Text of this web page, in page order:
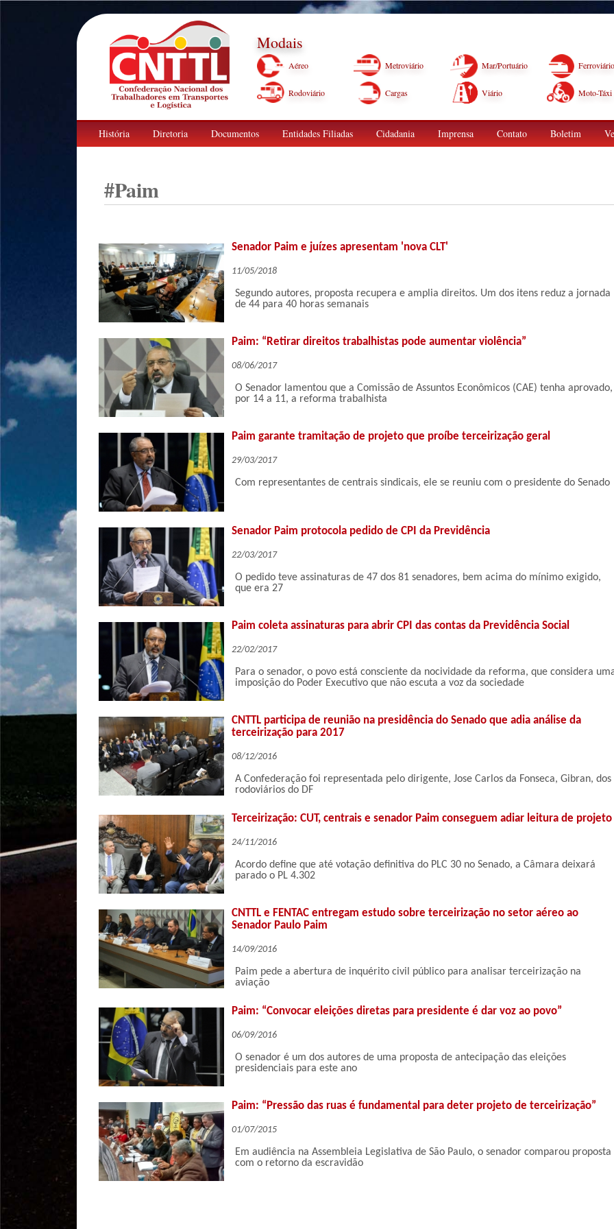
Modais
Aéreo Metroviário Mar/Portuário Ferroviário
Rodoviário Cargas Viário Moto-Táxi
História Diretoria Documentos Entidades Filiadas Cidadania Imprensa Contato Boletim
#Paim
Senador Paim e juízes apresentam 'nova CLT'
11/05/2018
Segundo autores, proposta recupera e amplia direitos. Um dos itens reduz a jornada
de 44 para 40 horas semanais
Paim: “Retirar direitos trabalhistas pode aumentar violência”
08/06/2017
O Senador lamentou que a Comissão de Assuntos Econômicos (CAE) tenha aprovado,
por 14 a 11, a reforma trabalhista
Paim garante tramitação de projeto que proíbe terceirização geral
29/03/2017
Com representantes de centrais sindicais, ele se reuniu com o presidente do Senado
Senador Paim protocola pedido de CPI da Previdência
22/03/2017
O pedido teve assinaturas de 47 dos 81 senadores, bem acima do mínimo exigido,
que era 27
Paim coleta assinaturas para abrir CPI das contas da Previdência Social
22/02/2017
Para o senador, o povo está consciente da nocividade da reforma, que considera
imposição do Poder Executivo que não escuta a voz da sociedade
CNTTL participa de reunião na presidência do Senado que adia análise da
terceirização para 2017
08/12/2016
A Confederação foi representada pelo dirigente, Jose Carlos da Fonseca, Gibran, dos
rodoviários do DF
Terceirização: CUT, centrais e senador Paim conseguem adiar leitura de projeto
24/11/2016
Acordo define que até votação definitiva do PLC 30 no Senado, a Câmara deixará
parado o PL 4.302
CNTTL e FENTAC entregam estudo sobre terceirização no setor aéreo ao
Senador Paulo Paim
14/09/2016
Paim pede a abertura de inquérito civil público para analisar terceirização na
aviação
Paim: “Convocar eleições diretas para presidente é dar voz ao povo”
06/09/2016
O senador é um dos autores de uma proposta de antecipação das eleições
presidenciais para este ano
Paim: “Pressão das ruas é fundamental para deter projeto de terceirização”
01/07/2015
Em audiência na Assembleia Legislativa de São Paulo, o senador comparou proposta
com o retorno da escravidão